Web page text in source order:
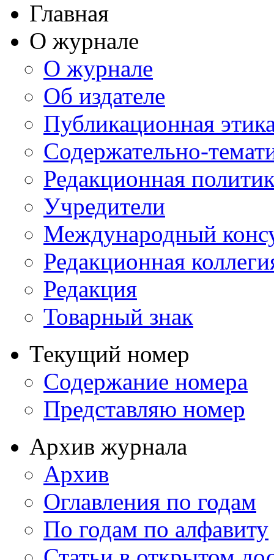
Главная
О журнале
О журнале
Об издателе
Публикационная
Содержательно-
Редакционная
Учредители
Международный
Редакционная
Редакция
Товарный знак
Текущий номер
Содержание номера
Представляю номер
Архив журнала
Архив
Оглавления по годам
По годам по алфавиту